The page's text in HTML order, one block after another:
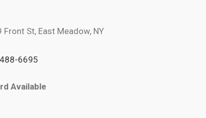
Front St, East Meadow, NY
6695
Available